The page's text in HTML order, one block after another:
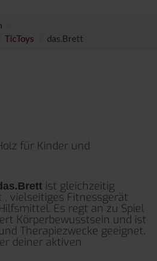
TicToys das.Brett
für Kinder und
ist gleichzeitig
, vielseitiges Fitnessgerät
Es regt an zu Spiel
Körperbewusstsein und ist
Therapiezwecke geeignet.
deiner aktiven